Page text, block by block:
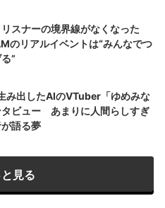
スナーの境界線がなくなった
のリアルイベントは“みんなでつ
”
み出したAIのVTuber「ゆめみな
タビュー あまりに人間らしすぎ
語る夢
見る